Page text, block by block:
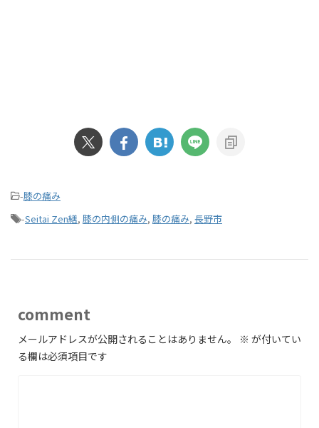
-膝の痛み
-Seitai Zen繕, 膝の内側の痛み, 膝の痛み, 長野市
comment
メールアドレスが公開されることはありません。 ※ が付いてい
る欄は必須項目です